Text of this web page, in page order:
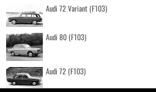
Audi 72 Variant (F103)
Audi 80 (F103)
Audi 72 (F103)